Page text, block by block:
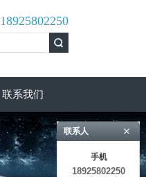
18925802250
联系我们
联系人
手机
18925802250